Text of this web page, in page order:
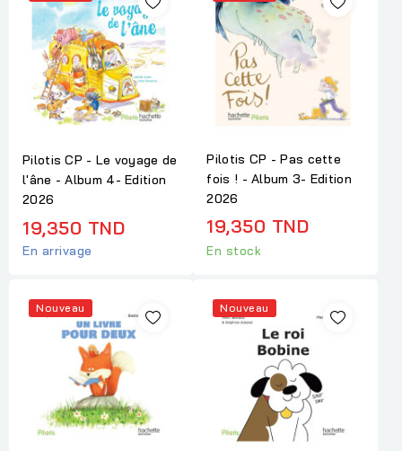
Pilotis CP - Le voyage de
l'âne - Album 4- Edition
2026
19,350 TND
En arrivage
Pilotis CP - Pas cette
fois ! - Album 3- Edition
2026
19,350 TND
En stock
Nouveau Nouveau